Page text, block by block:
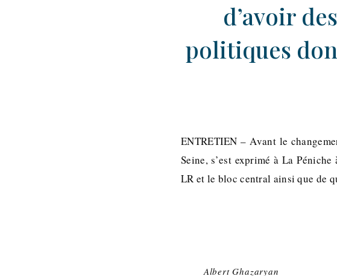
d’avoir
politiques
ENTRETIEN – Avant le
Seine, s’est exprimé à La
LR et le bloc central ainsi que de
Albert Ghazaryan